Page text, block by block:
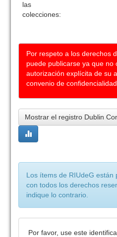
las
colecciones:
Por respeto a los derechos
puede publicarse ya que no
autorización explícita de su
convenio de confidencialidad
Mostrar el registro Dublin
Los ítems de RIUdeG están
con todos los derechos
indique lo contrario.
Por favor, use este